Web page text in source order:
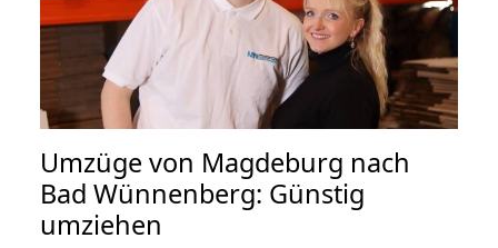
Umzüge von Magdeburg nach
Bad Wünnenberg: Günstig
umziehen